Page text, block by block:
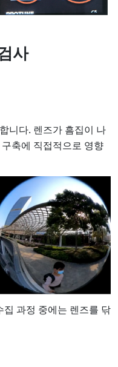
사
니다. 렌즈가 흠집이 나
축에 직접적으로 영향
과정 중에는 렌즈를 닦